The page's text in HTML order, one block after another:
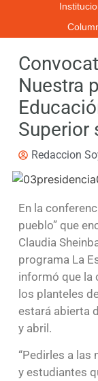
Nuestra
Superior
Redaccion
En la
pueblo” que
Claudia
programa La
informó que la
los planteles
estará abierta
y abril.
“Pedirles a las
y estudiantes